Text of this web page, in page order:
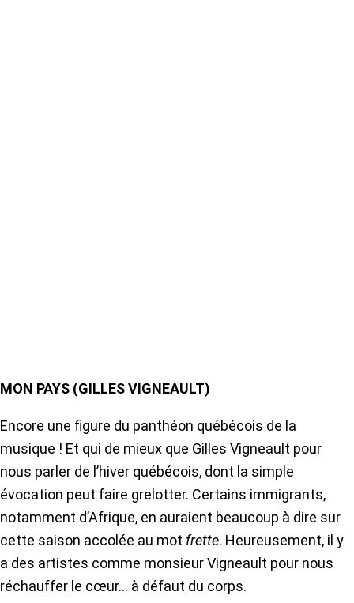
MON PAYS (GILLES VIGNEAULT)
Encore une figure du panthéon québécois de la
musique ! Et qui de mieux que Gilles Vigneault pour
nous parler de l’hiver québécois, dont la simple
évocation peut faire grelotter. Certains immigrants,
notamment d’Afrique, en auraient beaucoup à dire sur
cette saison accolée au mot frette. Heureusement, il y
a des artistes comme monsieur Vigneault pour nous
réchauffer le cœur… à défaut du corps.